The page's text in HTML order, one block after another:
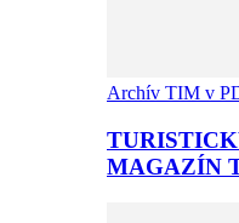
Archív TIM v
MAGAZÍN